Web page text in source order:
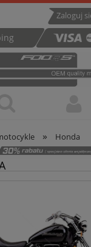
Zaloguj
» Honda